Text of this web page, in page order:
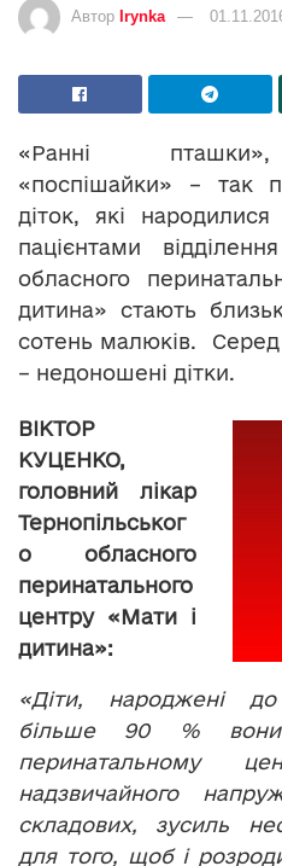
Автор Irynka
«Ранні пташки»,
«поспішайки» – так
діток, які
пацієнтами
обласного
дитина» стають
сотень малюків.
– недоношені дітки.
ВІКТОР
КУЦЕНКО,
головний лікар
Тернопільськог
о обласного
перинатального
центру «Мати і
дитина»:
«Діти, народжені до
більше 90 % вони
перинатальному
надзвичайного
складових, зусиль
для того, щоб і